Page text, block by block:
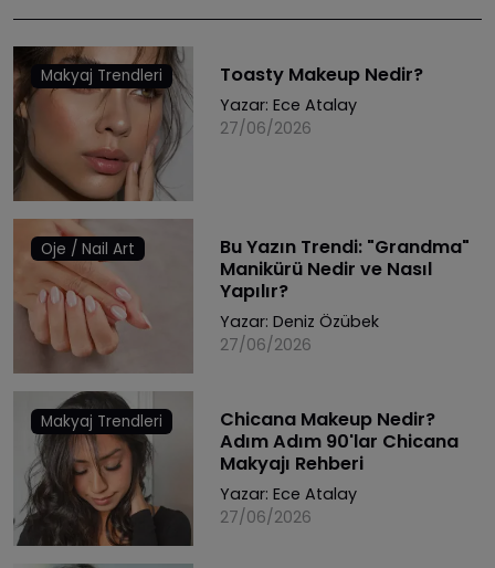
Makyaj Trendleri Toasty Makeup Nedir?
Yazar: Ece Atalay
27/06/2026
Oje / Nail Art
Bu Yazın Trendi: "Grandma"
Manikürü Nedir ve Nasıl
Yapılır?
Yazar: Deniz Özübek
27/06/2026
Makyaj Trendleri
Chicana Makeup Nedir?
Adım Adım 90'lar Chicana
Makyajı Rehberi
Yazar: Ece Atalay
27/06/2026